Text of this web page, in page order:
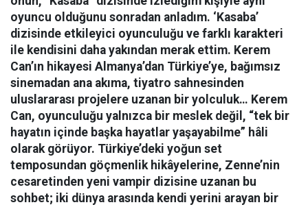
oyuncu olduğunu sonradan anladım. ‘Kasaba’
dizisinde etkileyici oyunculuğu ve farklı karakteri
ile kendisini daha yakından merak ettim. Kerem
Can’ın hikayesi Almanya’dan Türkiye’ye, bağımsız
sinemadan ana akıma, tiyatro sahnesinden
uluslararası projelere uzanan bir yolculuk… Kerem
Can, oyunculuğu yalnızca bir meslek değil, “tek bir
hayatın içinde başka hayatlar yaşayabilme” hâli
olarak görüyor. Türkiye’deki yoğun set
temposundan göçmenlik hikâyelerine, Zenne’nin
cesaretinden yeni vampir dizisine uzanan bu
sohbet; iki dünya arasında kendi yerini arayan bir